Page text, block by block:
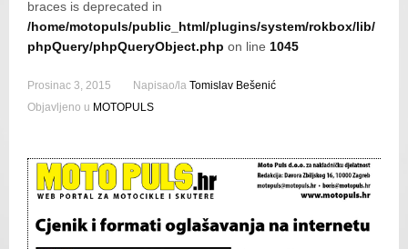
braces is deprecated in
/home/motopuls/public_html/plugins/system/rokbox/lib/
phpQuery/phpQueryObject.php on line 1045
Prosinac 3, 2015 Napisao/la Tomislav Bešenić
Objavljeno u MOTOPULS